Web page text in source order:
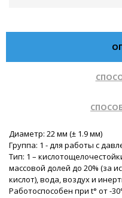
Диаметр: 22 мм (± 1.9 мм)
Группа: 1 - для работы с
Тип: 1 –
массовой долей до 20% (за
кислот), вода, воздух и
Работоспособен при t° от -